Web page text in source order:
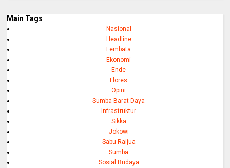
Main Tags
Nasional
Headline
Lembata
Ekonomi
Ende
Flores
Opini
Sumba Barat Daya
Infrastruktur
Sikka
Jokowi
Sabu Raijua
Sumba
Sosial Budaya